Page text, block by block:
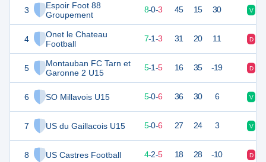
3
Espoir Foot 88
Groupement
4
Onet le Chateau
Football
5
Montauban FC Tarn et
Garonne 2 U15
6 SO Millavois U15
7 US du Gaillacois U15
8 US Castres Football
8-0-3 45 15 30 V
22 7-1-3 31 20 11 D
16 11 5-1-5 16 35 -19 D
15 5-0-6 36 30 6 V
15 11 5-0-6 27 24 3 V
14 4-2-5 18 28 -10 D